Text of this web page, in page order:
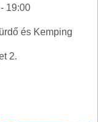
- 19:00
és Kemping
2.